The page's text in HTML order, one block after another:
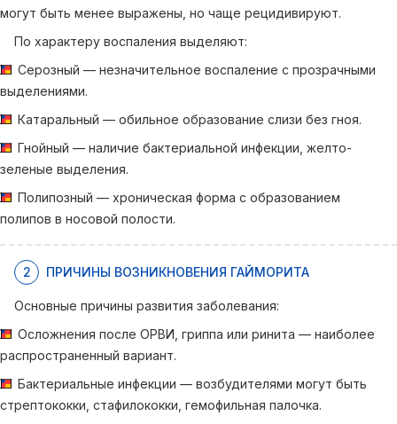
могут быть менее выражены, но чаще рецидивируют.
По характеру воспаления выделяют:
Серозный — незначительное воспаление с прозрачными
выделениями.
Катаральный — обильное образование слизи без гноя.
Гнойный — наличие бактериальной инфекции, желто-
зеленые выделения.
Полипозный — хроническая форма с образованием
полипов в носовой полости.
2 ПРИЧИНЫ ВОЗНИКНОВЕНИЯ ГАЙМОРИТА
Основные причины развития заболевания:
Осложнения после ОРВИ, гриппа или ринита — наиболее
распространенный вариант.
Бактериальные инфекции — возбудителями могут быть
стрептококки, стафилококки, гемофильная палочка.